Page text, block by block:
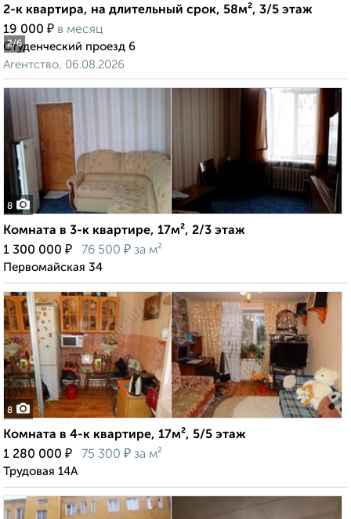
2/6
2-к квартира, на длительный срок, 58м², 3/5 этаж
19 000 ₽ в месяц
Студенческий проезд 6
Агентство, 06.08.2026
8
Комната в 3-к квартире, 17м², 2/3 этаж
1 300 000 ₽ 76 500 ₽ за м²
Первомайская 34
8
Комната в 4-к квартире, 17м², 5/5 этаж
1 280 000 ₽ 75 300 ₽ за м²
Трудовая 14А